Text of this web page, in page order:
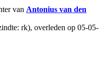
van Antonius van den
rk), overleden op 05-05-